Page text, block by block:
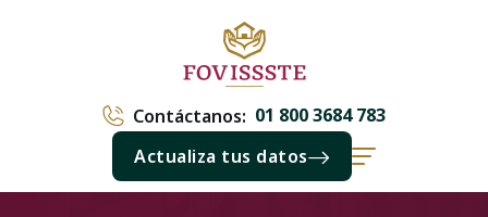
Contáctanos: 01 800 3684 783
Actualiza tus datos